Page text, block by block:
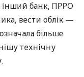
інший банк, ПРРО
вести облік —
більше
технічну